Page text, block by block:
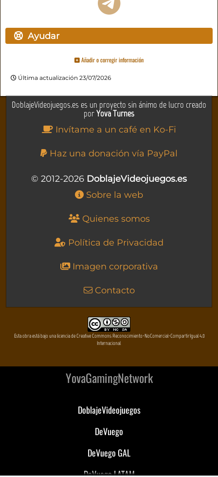
Ayudar
Añadir o corregir información
Última actualización 23/07/2026
DoblajeVideojuegos.es es un proyecto sin ánimo de lucro creado
porYova Turnes
Invítame a un café en Ko-Fi
Haz una donación vía PayPal
© 2012-2026 DoblajeVideojuegos.es
Sobre la web
Quienes somos
Política de Privacidad
Imagen corporativa
Contacto
Esta obra está bajo una licencia de Creative Commons Reconocimiento-NoComercial-CompartirIgual 4.0
Internacional
YovaGamingNetwork
DoblajeVideojuegos
DeVuego
DeVuego GAL
DeVuego LATAM